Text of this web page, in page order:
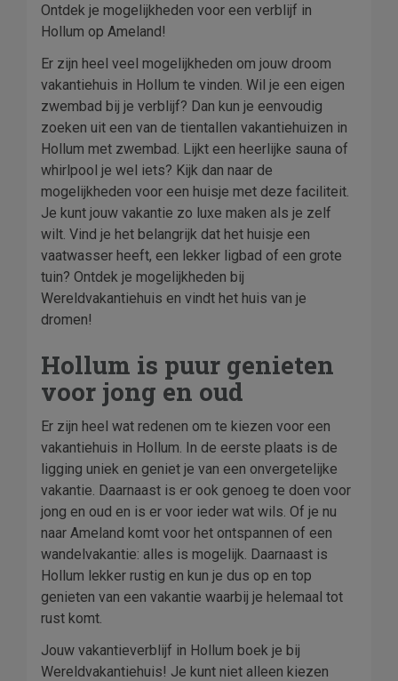
Ontdek je mogelijkheden voor een verblijf in
Hollum op Ameland!
Er zijn heel veel mogelijkheden om jouw droom
vakantiehuis in Hollum te vinden. Wil je een eigen
zwembad bij je verblijf? Dan kun je eenvoudig
zoeken uit een van de tientallen vakantiehuizen in
Hollum met zwembad. Lijkt een heerlijke sauna of
whirlpool je wel iets? Kijk dan naar de
mogelijkheden voor een huisje met deze faciliteit.
Je kunt jouw vakantie zo luxe maken als je zelf
wilt. Vind je het belangrijk dat het huisje een
vaatwasser heeft, een lekker ligbad of een grote
tuin? Ontdek je mogelijkheden bij
Wereldvakantiehuis en vindt het huis van je
dromen!
Hollum is puur genieten
voor jong en oud
Er zijn heel wat redenen om te kiezen voor een
vakantiehuis in Hollum. In de eerste plaats is de
ligging uniek en geniet je van een onvergetelijke
vakantie. Daarnaast is er ook genoeg te doen voor
jong en oud en is er voor ieder wat wils. Of je nu
naar Ameland komt voor het ontspannen of een
wandelvakantie: alles is mogelijk. Daarnaast is
Hollum lekker rustig en kun je dus op en top
genieten van een vakantie waarbij je helemaal tot
rust komt.
Jouw vakantieverblijf in Hollum boek je bij
Wereldvakantiehuis! Je kunt niet alleen kiezen